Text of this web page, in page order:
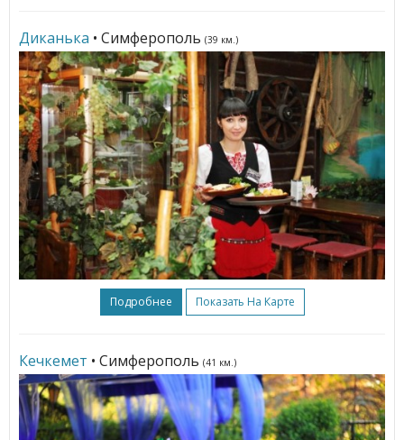
Диканька • Симферополь (39 км.)
Подробнее Показать На Карте
Кечкемет • Симферополь (41 км.)